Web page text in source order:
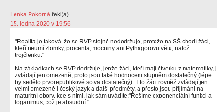
Lenka Pokorná řekl(a)...
15. ledna 2020 v 19:56
"Realita je taková, že se RVP stejně nedodržuje, protože na SŠ chodí žáci,
kteří neumí zlomky, procenta, mocniny ani Pythagorovu větu, natož
trojčlenku."
Na základkách se RVP dodržuje, jenže žáci, kteří mají čtverku z matematiky,
zvládají jen omezeně, proto jsou také hodnoceni stupněm dostatečný (lépe
by sedělo prvorepublikové sotva dostatečný). Tito žáci rovněž zvládají jen
velmi omezeně i český jazyk a další předměty, a přesto jsou přijímáni na
maturitní obory, kde s nimi, jak sám uvádíte:"Řešíme exponenciální funkci a
logaritmus, což je absurdní."